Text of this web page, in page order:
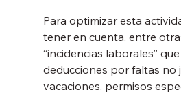
Para optimizar esta
tener en cuenta, entre
“incidencias laborales”
deducciones por faltas no
vacaciones, permisos